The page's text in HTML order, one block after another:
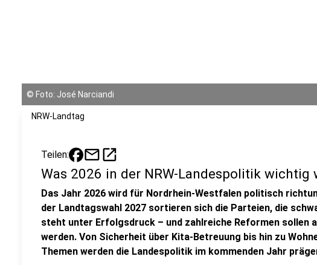
© Foto: José Narciandi
NRW-Landtag
Teilen: mailopen_in_new
Was 2026 in der NRW-Landespolitik wichtig
Das Jahr 2026 wird für Nordrhein-Westfalen politisch
der Landtagswahl 2027 sortieren sich die Parteien, die
steht unter Erfolgsdruck – und zahlreiche Reformen sollen
werden. Von Sicherheit über Kita-Betreuung bis hin zu
Themen werden die Landespolitik im kommenden Jahr